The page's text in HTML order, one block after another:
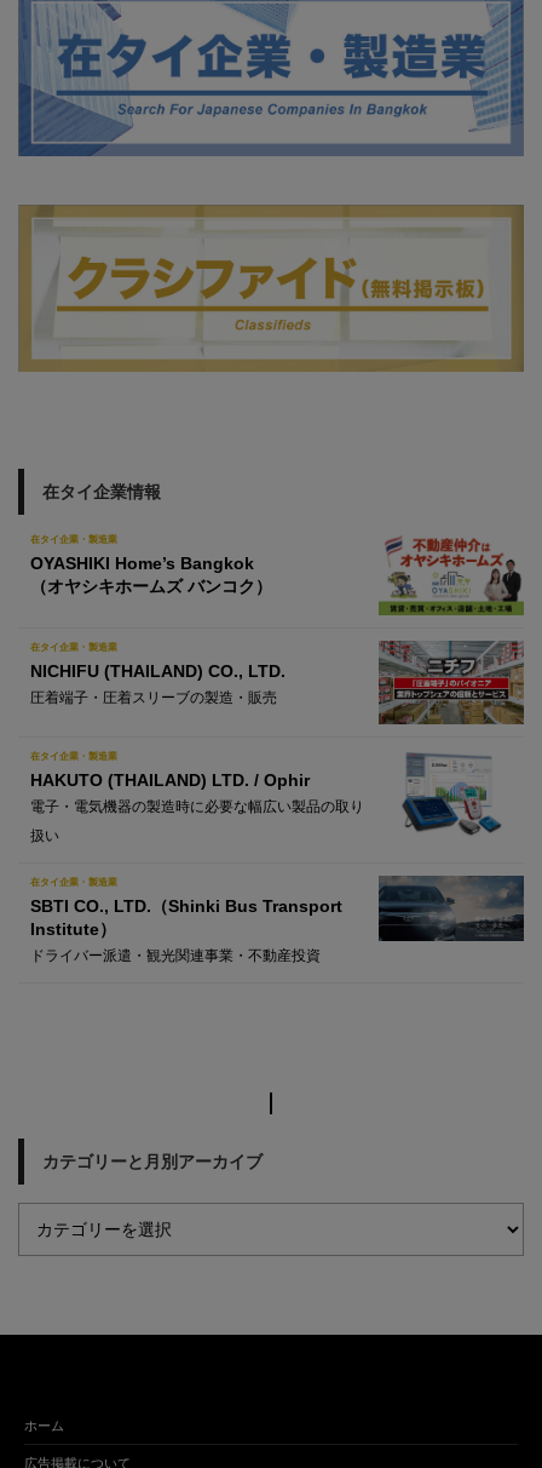
在タイ企業情報
在タイ企業・製造業
OYASHIKI Home’s Bangkok
（オヤシキホームズ バンコク）
在タイ企業・製造業
NICHIFU (THAILAND) CO., LTD.
圧着端子・圧着スリーブの製造・販売
在タイ企業・製造業
HAKUTO (THAILAND) LTD. / Ophir
電子・電気機器の製造時に必要な幅広い製品の取り
扱い
在タイ企業・製造業
SBTI CO., LTD.（Shinki Bus Transport
Institute）
ドライバー派遣・観光関連事業・不動産投資
カテゴリーと月別アーカイブ
ホーム
広告掲載について